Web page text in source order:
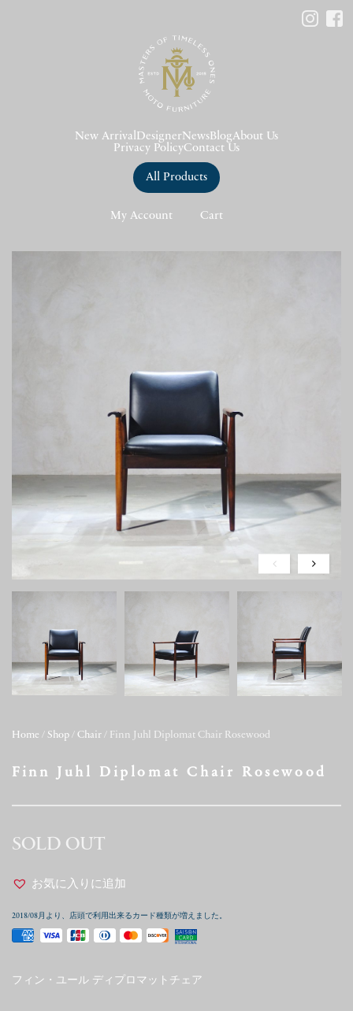
New Arrival DesignerNews BlogAbout Us
Privacy PolicyContact Us
All Products
My Account Cart
Home / Shop / Chair / Finn Juhl Diplomat Chair Rosewood
Finn Juhl Diplomat Chair Rosewood
SOLD OUT
お気に入りに追加
2018/08月より、店頭で利用出来るカード種類が増えました。
フィン・ユール ディプロマットチェア